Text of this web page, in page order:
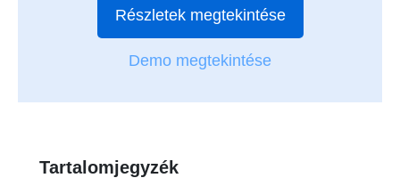
Részletek megtekintése
Demo megtekintése
Tartalomjegyzék